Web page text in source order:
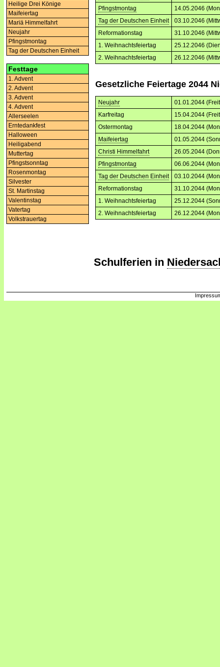
Heilige Drei Könige
Maifeiertag
Mariä Himmelfahrt
Neujahr
Pfingstmontag
Tag der Deutschen Einheit
Festtage
1. Advent
2. Advent
3. Advent
4. Advent
Allerseelen
Erntedankfest
Halloween
Heiligabend
Muttertag
Pfingstsonntag
Rosenmontag
Silvester
St. Martinstag
Valentinstag
Vatertag
Volkstrauertag
Pfingstmontag
14.05.2046
Tag der Deutschen Einheit
03.10.2046
Reformationstag
31.10.2046
1. Weihnachtsfeiertag
25.12.2046
2. Weihnachtsfeiertag
26.12.2046
Gesetzliche Feiertage 2044
Neujahr
01.01.2044
Karfreitag
15.04.2044
Ostermontag
18.04.2044
Maifeiertag
01.05.2044
Christi Himmelfahrt
26.05.2044
Pfingstmontag
06.06.2044
Tag der Deutschen Einheit
03.10.2044
Reformationstag
31.10.2044
1. Weihnachtsfeiertag
25.12.2044
2. Weihnachtsfeiertag
26.12.2044
Schulferien in